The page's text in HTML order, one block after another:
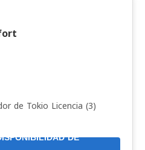
de Tokio Licencia (3)
DE